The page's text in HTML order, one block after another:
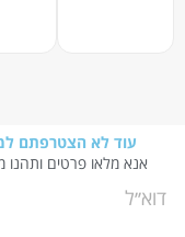
עוד לא הצטרפתם
אנא מלאו פרטים ותהנו